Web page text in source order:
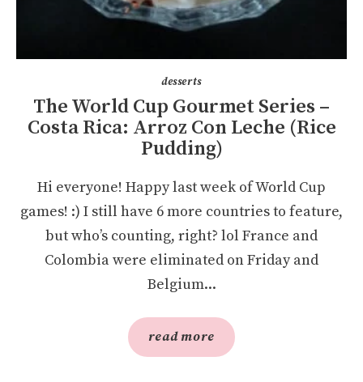
desserts
The World Cup Gourmet Series –
Costa Rica: Arroz Con Leche (Rice
Pudding)
Hi everyone! Happy last week of World Cup
games! :) I still have 6 more countries to feature,
but who’s counting, right? lol France and
Colombia were eliminated on Friday and
Belgium...
read more